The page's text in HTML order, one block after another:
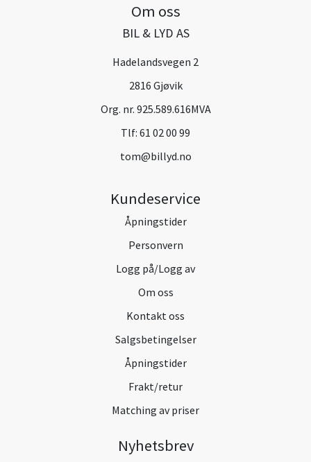
Om oss
BIL & LYD AS
Hadelandsvegen 2
2816 Gjøvik
Org. nr. 925.589.616MVA
Tlf: 61 02 00 99
tom@billyd.no
Kundeservice
Åpningstider
Personvern
Logg på/Logg av
Om oss
Kontakt oss
Salgsbetingelser
Åpningstider
Frakt/retur
Matching av priser
Nyhetsbrev